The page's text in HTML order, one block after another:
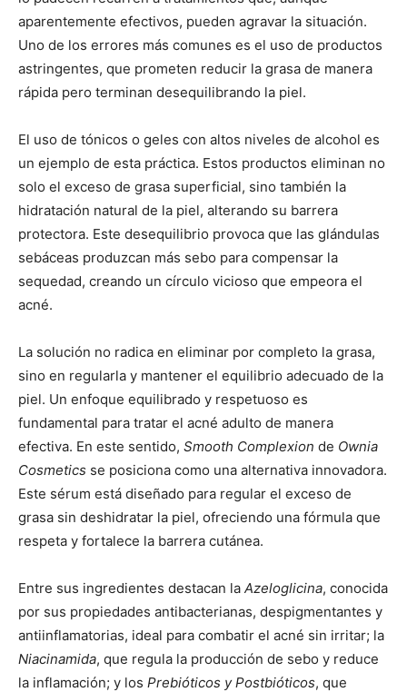
aparentemente efectivos, pueden agravar la situación.
Uno de los errores más comunes es el uso de productos
astringentes, que prometen reducir la grasa de manera
rápida pero terminan desequilibrando la piel.
El uso de tónicos o geles con altos niveles de alcohol es
un ejemplo de esta práctica. Estos productos eliminan no
solo el exceso de grasa superficial, sino también la
hidratación natural de la piel, alterando su barrera
protectora. Este desequilibrio provoca que las glándulas
sebáceas produzcan más sebo para compensar la
sequedad, creando un círculo vicioso que empeora el
acné.
La solución no radica en eliminar por completo la grasa,
sino en regularla y mantener el equilibrio adecuado de la
piel. Un enfoque equilibrado y respetuoso es
fundamental para tratar el acné adulto de manera
efectiva. En este sentido, Smooth Complexion de Ownia
Cosmetics se posiciona como una alternativa innovadora.
Este sérum está diseñado para regular el exceso de
grasa sin deshidratar la piel, ofreciendo una fórmula que
respeta y fortalece la barrera cutánea.
Entre sus ingredientes destacan la Azeloglicina, conocida
por sus propiedades antibacterianas, despigmentantes y
antiinflamatorias, ideal para combatir el acné sin irritar; la
Niacinamida, que regula la producción de sebo y reduce
la inflamación; y los Prebióticos y Postbióticos, que